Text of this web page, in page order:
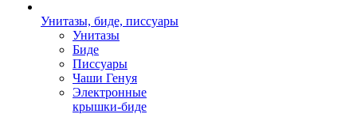
Унитазы, биде, писсуары
Унитазы
Биде
Писсуары
Чаши Генуя
Электронные
крышки-биде